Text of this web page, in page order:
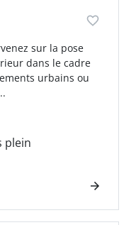
sur la pose
dans le cadre
urbains ou
plein